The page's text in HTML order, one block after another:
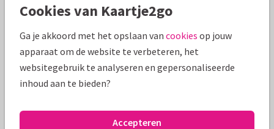
Mooie extra's bij je kaart
Cookies van Kaartje2go
Ga je akkoord met het opslaan van cookies op jouw
apparaat om de website te verbeteren, het
websitegebruik te analyseren en gepersonaliseerde
inhoud aan te bieden?
Accepteren